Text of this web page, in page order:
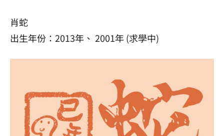
肖蛇
出生年份：2013年、 2001年 (求學中)